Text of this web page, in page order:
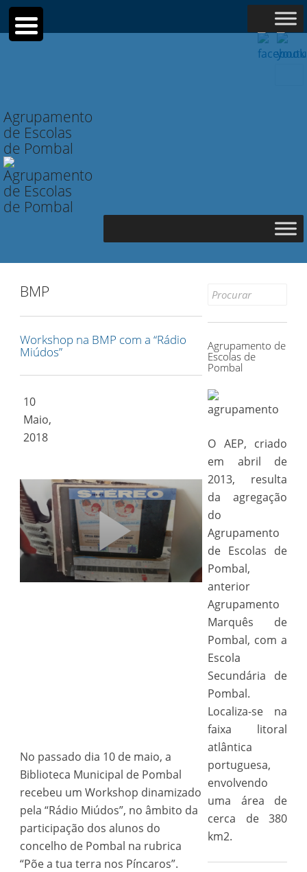
Agrupamento
de Escolas
de Pombal
BMP
Workshop na BMP com a “Rádio
Miúdos”
10
Maio,
2018
No passado dia 10 de maio, a
Biblioteca Municipal de Pombal
recebeu um Workshop dinamizado
pela “Rádio Miúdos”, no âmbito da
participação dos alunos do
concelho de Pombal na rubrica
“Põe a tua terra nos Píncaros”.
Search
Agrupamento de
Escolas de
Pombal
O AEP, criado
em abril de
2013, resulta
da agregação
do
Agrupamento
de Escolas de
Pombal,
anterior
Agrupamento
Marquês de
Pombal, com a
Escola
Secundária de
Pombal.
Localiza-se na
faixa litoral
atlântica
portuguesa,
envolvendo
uma área de
cerca de 380
km2.